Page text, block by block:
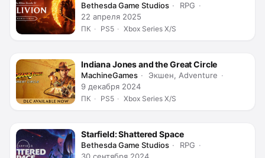
Bethesda Game Studios
RPG
22 апреля 2025
ПК PS5 Xbox Series X/S
Indiana Jones and the Great Circle
MachineGames
Экшен, Adventure
9 декабря 2024
ПК PS5 Xbox Series X/S
Starfield: Shattered Space
Bethesda Game Studios
RPG